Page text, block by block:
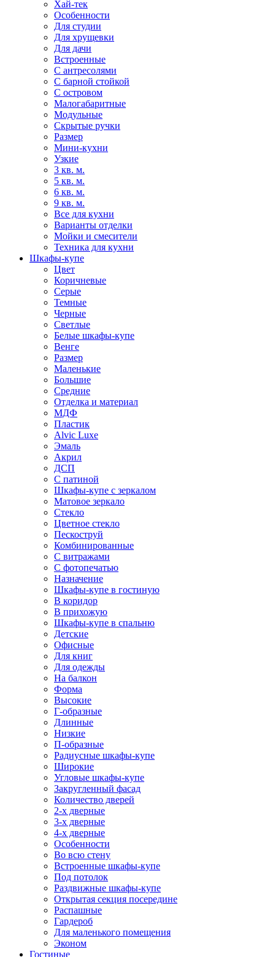
Хай-тек
Особенности
Для студии
Для хрущевки
Для дачи
Встроенные
С антресолями
С барной стойкой
С островом
Малогабаритные
Модульные
Скрытые ручки
Размер
Мини-кухни
Узкие
3 кв. м.
5 кв. м.
6 кв. м.
9 кв. м.
Все для кухни
Варианты отделки
Мойки и смесители
Техника для кухни
Шкафы-купе
Цвет
Коричневые
Серые
Темные
Черные
Светлые
Белые шкафы-купе
Венге
Размер
Маленькие
Большие
Средние
Отделка и материал
МДФ
Пластик
Alvic Luxe
Эмаль
Акрил
ДСП
С патиной
Шкафы-купе с зеркалом
Матовое зеркало
Стекло
Цветное стекло
Пескоструй
Комбинированные
С витражами
С фотопечатью
Назначение
Шкафы-купе в гостиную
В коридор
В прихожую
Шкафы-купе в спальню
Детские
Офисные
Для книг
Для одежды
На балкон
Форма
Высокие
Г-образные
Длинные
Низкие
П-образные
Радиусные шкафы-купе
Широкие
Угловые шкафы-купе
Закругленный фасад
Количество дверей
2-х дверные
3-х дверные
4-х дверные
Особенности
Во всю стену
Встроенные шкафы-купе
Под потолок
Раздвижные шкафы-купе
Открытая секция посередине
Распашные
Гардероб
Для маленького помещения
Эконом
Гостиные